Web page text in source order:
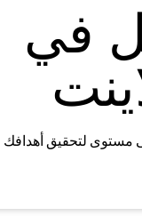
في
مستوى لتحقيق أهدافك